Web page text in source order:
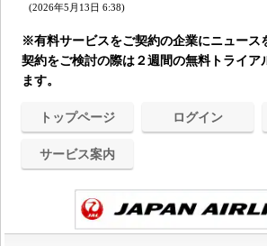
(2026年5月13日 6:38)
※有料サービスをご契約の企業にニュース
契約をご検討の際は２週間の無料トライア
ます。
トップページ ログイン
サービス案内